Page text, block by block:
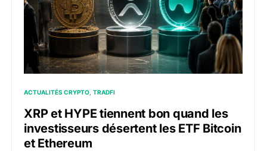
ACTUALITÉS CRYPTO TRADFI
XRP et HYPE tiennent bon quand les
investisseurs désertent les ETF Bitcoin
et Ethereum